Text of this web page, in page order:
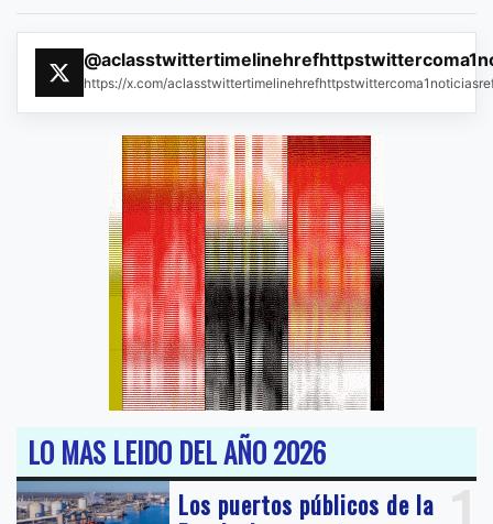
https://x.com/
LO MAS LEIDO DEL AÑO 2026
Los puertos públicos de la